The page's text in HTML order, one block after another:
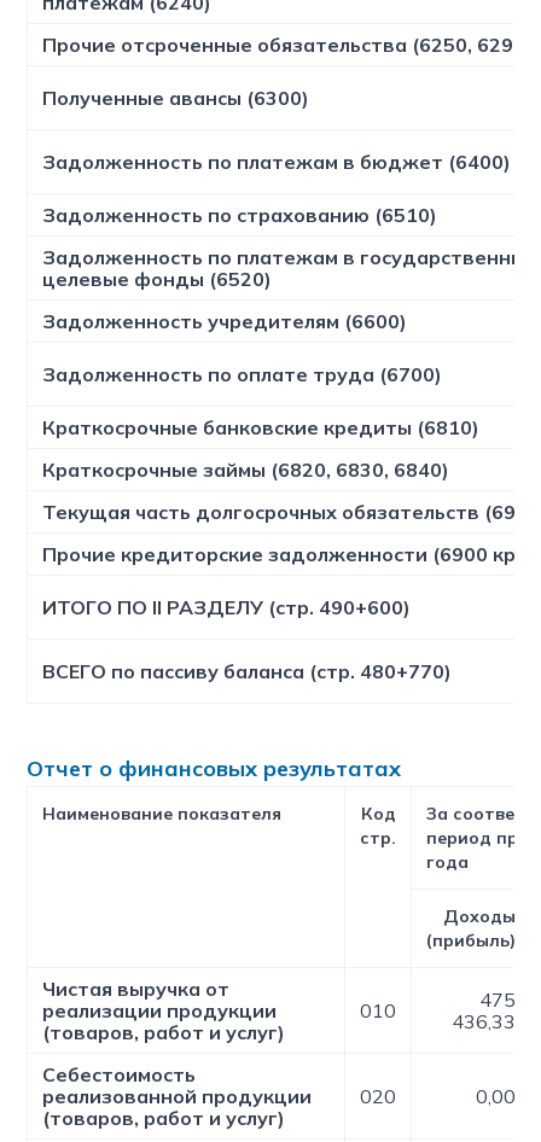
Прочие отсроченные обязательства (6250, 6290)
Полученные авансы (6300)
Задолженность по платежам в бюджет (6400)
Задолженность по страхованию (6510)
Задолженность по платежам в государственные
целевые фонды (6520)
Задолженность учредителям (6600)
Задолженность по оплате труда (6700)
Краткосрочные банковские кредиты (6810)
Краткосрочные займы (6820, 6830, 6840)
Текущая часть долгосрочных обязательств
Прочие кредиторские задолженности (6900
ИТОГО ПО II РАЗДЕЛУ (стр. 490+600)
ВСЕГО по пассиву баланса (стр. 480+770)
Отчет о финансовых результатах
Наименование показателя
Код
стр.
За
период
года
Доходы
(прибыль)
Чистая выручка от
реализации продукции
(товаров, работ и услуг)
010
475
436,33
Себестоимость
реализованной продукции
(товаров, работ и услуг)
020 0,00